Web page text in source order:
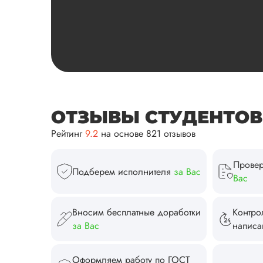
ОТЗЫВЫ СТУДЕНТОВ
Рейтинг9.2 на основе 821 отзывов
Подберем исполнителя за Вас
Вас
Вносим бесплатные доработки
за Вас
Оформляем работу по ГОСТ